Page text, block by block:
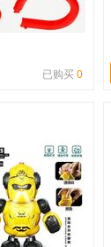
已购买 0